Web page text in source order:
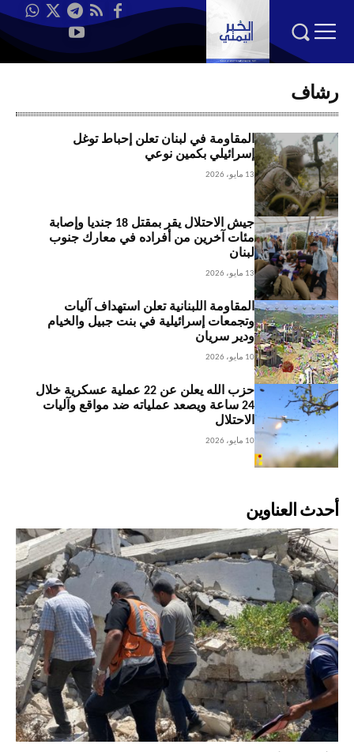
رشاف
المقاومة في لبنان تعلن إحباط توغل
إسرائيلي بكمين نوعي
13 مايو، 2026
جيش الاحتلال يقر بمقتل 18 جنديا وإصابة
مئات آخرين من أفراده في معارك جنوب
لبنان
13 مايو، 2026
المقاومة اللبنانية تعلن استهداف آليات
وتجمعات إسرائيلية في بنت جبيل والخيام
ودير سريان
10 مايو، 2026
حزب الله يعلن عن 22 عملية عسكرية خلال
24 ساعة ويصعد عملياته ضد مواقع وآليات
الاحتلال
10 مايو، 2026
أحدث العناوين